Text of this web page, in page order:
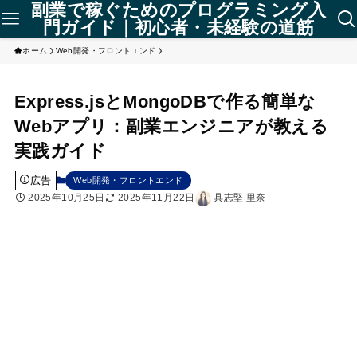
副業で稼ぐためのプログラミング入
門ガイド｜初心者・未経験の道筋
ホーム Web開発・フロントエンド
Express.jsとMongoDBで作る簡単な
Webアプリ：副業エンジニアが教える
実践ガイド
広告 Web開発・フロントエンド
2025年10月25日 2025年11月22日 具志堅 里奈